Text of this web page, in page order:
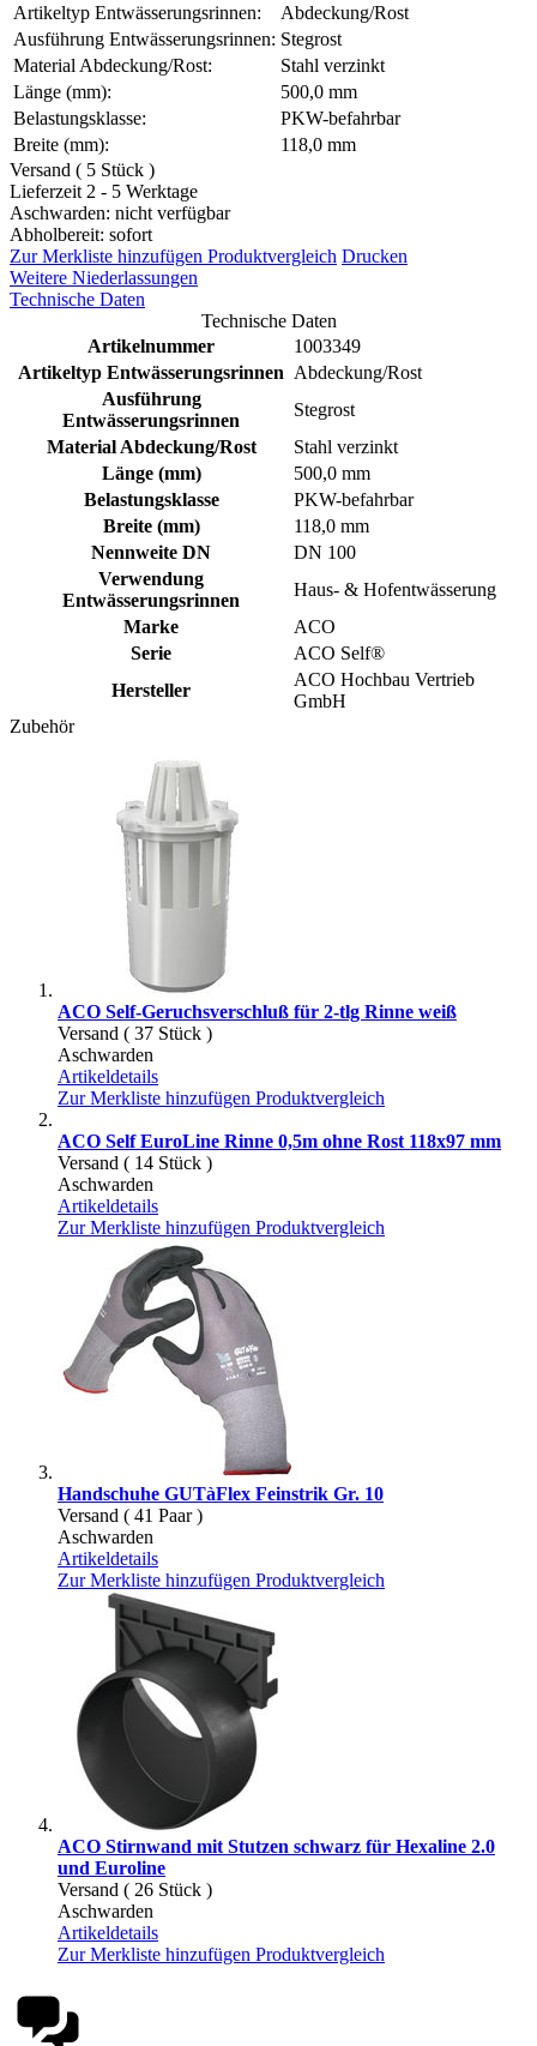
Artikeltyp Entwässerungsrinnen:
Abdeckung/Rost
Ausführung Entwässerungsrinnen: Stegrost
Material Abdeckung/Rost:
Stahl verzinkt
Länge (mm):
500,0 mm
Belastungsklasse:
PKW-befahrbar
Breite (mm):
118,0 mm
Versand ( 5 Stück )
Lieferzeit 2 - 5 Werktage
Aschwarden: nicht verfügbar
Abholbereit: sofort
Zur Merkliste hinzufügen Produktvergleich Drucken
Weitere Niederlassungen
Technische Daten
Technische Daten
Artikelnummer
1003349
Artikeltyp Entwässerungsrinnen Abdeckung/Rost
Ausführung
Entwässerungsrinnen
Stegrost
Material Abdeckung/Rost
Stahl verzinkt
Länge (mm)
500,0 mm
Belastungsklasse
PKW-befahrbar
Breite (mm)
118,0 mm
Nennweite DN
DN 100
Verwendung
Entwässerungsrinnen
Haus- & Hofentwässerung
Marke
ACO
Serie
ACO Self®
Hersteller
ACO Hochbau Vertrieb
GmbH
Zubehör
ACO Self-Geruchsverschluß für 2-tlg Rinne weiß
Versand ( 37 Stück )
Aschwarden
Artikeldetails
Zur Merkliste hinzufügen Produktvergleich
ACO Self EuroLine Rinne 0,5m ohne Rost 118x97 mm
Versand ( 14 Stück )
Aschwarden
Artikeldetails
Zur Merkliste hinzufügen Produktvergleich
Handschuhe GUTàFlex Feinstrik Gr. 10
Versand ( 41 Paar )
Aschwarden
Artikeldetails
Zur Merkliste hinzufügen Produktvergleich
ACO Stirnwand mit Stutzen schwarz für Hexaline 2.0
und Euroline
Versand ( 26 Stück )
Aschwarden
Artikeldetails
Zur Merkliste hinzufügen Produktvergleich